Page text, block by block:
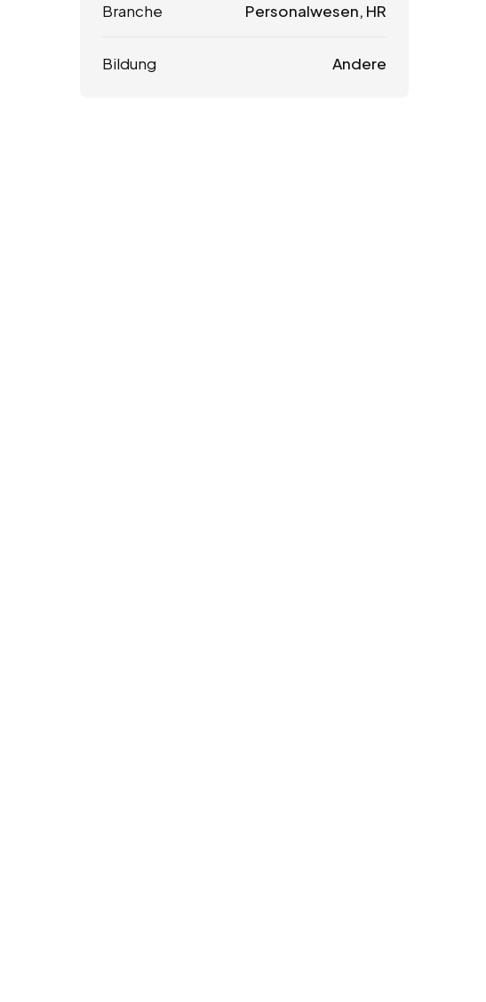
Branche Personalwesen, HR
Bildung Andere